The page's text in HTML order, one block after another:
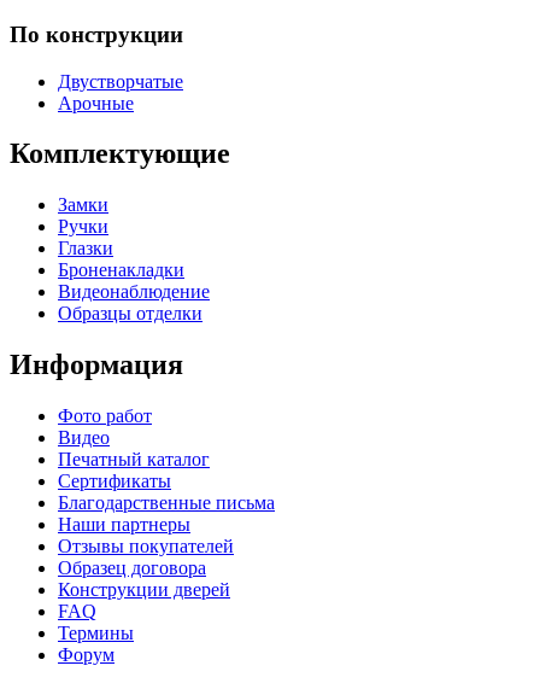
По конструкции
Двустворчатые
Арочные
Комплектующие
Замки
Ручки
Глазки
Броненакладки
Видеонаблюдение
Образцы отделки
Информация
Фото работ
Видео
Печатный каталог
Сертификаты
Благодарственные письма
Наши партнеры
Отзывы покупателей
Образец договора
Конструкции дверей
FAQ
Термины
Форум